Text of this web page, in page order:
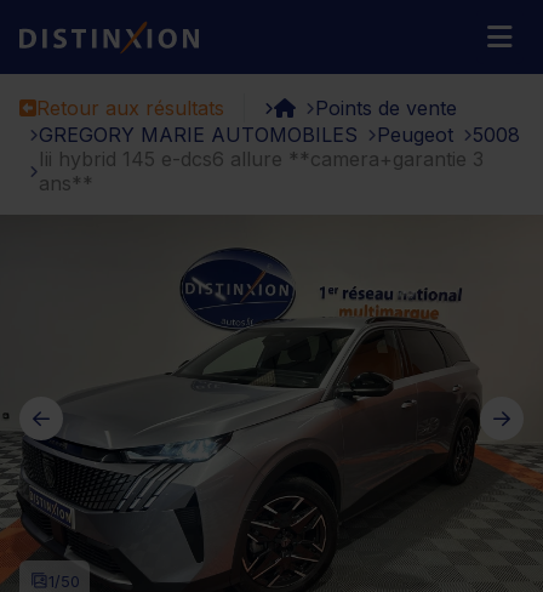
Distinxion
Retour aux résultats
Points de vente
GREGORY MARIE AUTOMOBILES
Peugeot
5008
Iii hybrid 145 e-dcs6 allure **camera+garantie 3
ans**
1/50